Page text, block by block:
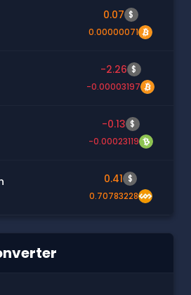
0.07 $
0.00000071
-2.26 $
-0.00003197
-0.13 $
-0.00023119
0.41 $
0.70783228